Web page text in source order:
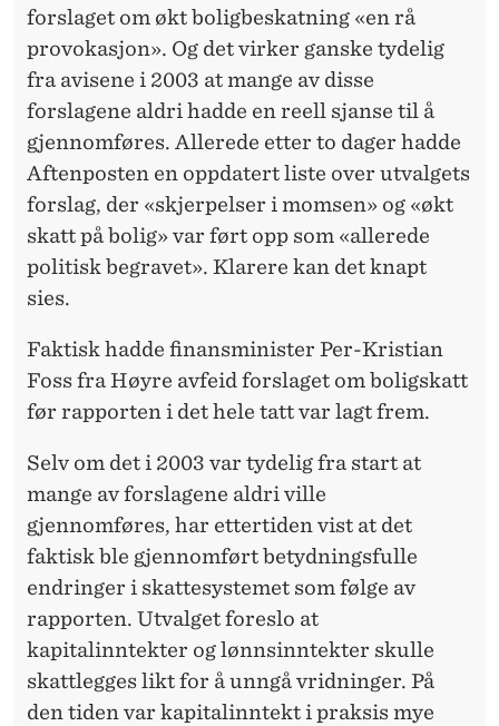
forslaget om økt boligbeskatning «en rå
provokasjon». Og det virker ganske tydelig
fra avisene i 2003 at mange av disse
forslagene aldri hadde en reell sjanse til å
gjennomføres. Allerede etter to dager hadde
Aftenposten en oppdatert liste over utvalgets
forslag, der «skjerpelser i momsen» og «økt
skatt på bolig» var ført opp som «allerede
politisk begravet». Klarere kan det knapt
sies.
Faktisk hadde finansminister Per-Kristian
Foss fra Høyre avfeid forslaget om boligskatt
før rapporten i det hele tatt var lagt frem.
Selv om det i 2003 var tydelig fra start at
mange av forslagene aldri ville
gjennomføres, har ettertiden vist at det
faktisk ble gjennomført betydningsfulle
endringer i skattesystemet som følge av
rapporten. Utvalget foreslo at
kapitalinntekter og lønnsinntekter skulle
skattlegges likt for å unngå vridninger. På
den tiden var kapitalinntekt i praksis mye